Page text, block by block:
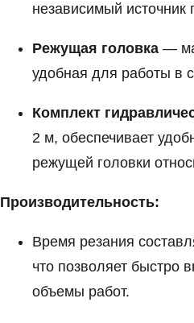
независимый источник
Режущая головка —
удобная для работы в
Комплект
2 м, обеспечивает
режущей головки
Производительность:
Время резания
что позволяет быстро
объемы работ.